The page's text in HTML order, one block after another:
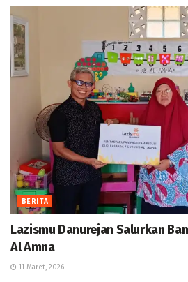
BERITA
Lazismu Danurejan Salurkan
Al Amna
11 Maret, 2026